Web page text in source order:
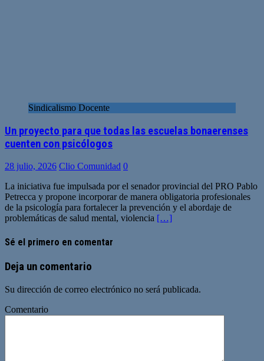
Sindicalismo Docente
Un proyecto para que todas las escuelas bonaerenses
cuenten con psicólogos
28 julio, 2026 Clio Comunidad 0
La iniciativa fue impulsada por el senador provincial del PRO Pablo
Petrecca y propone incorporar de manera obligatoria profesionales
de la psicología para fortalecer la prevención y el abordaje de
problemáticas de salud mental, violencia […]
Sé el primero en comentar
Deja un comentario
Su dirección de correo electrónico no será publicada.
Comentario